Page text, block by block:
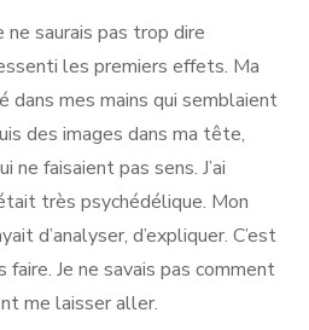
ne saurais pas trop dire
les premiers effets. Ma
dans mes mains qui semblaient
des images dans ma tête,
ne faisaient pas sens. J’ai
très psychédélique. Mon
d’analyser, d’expliquer. C’est
faire. Je ne savais pas comment
me laisser aller.